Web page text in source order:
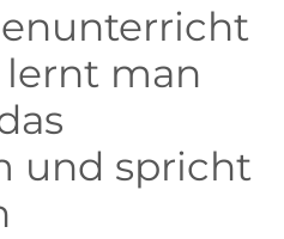
man
und spricht